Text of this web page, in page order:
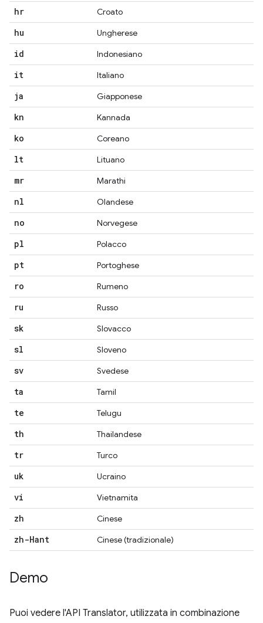
hr Croato
hu Ungherese
id Indonesiano
it Italiano
ja Giapponese
kn Kannada
ko Coreano
lt Lituano
mr Marathi
nl Olandese
no Norvegese
pl Polacco
pt Portoghese
ro Rumeno
ru Russo
sk Slovacco
sl Sloveno
sv Svedese
ta Tamil
te Telugu
th Thailandese
tr Turco
uk Ucraino
vi Vietnamita
zh Cinese
zh-Hant Cinese (tradizionale)
Demo
Puoi vedere l'API Translator, utilizzata in combinazione